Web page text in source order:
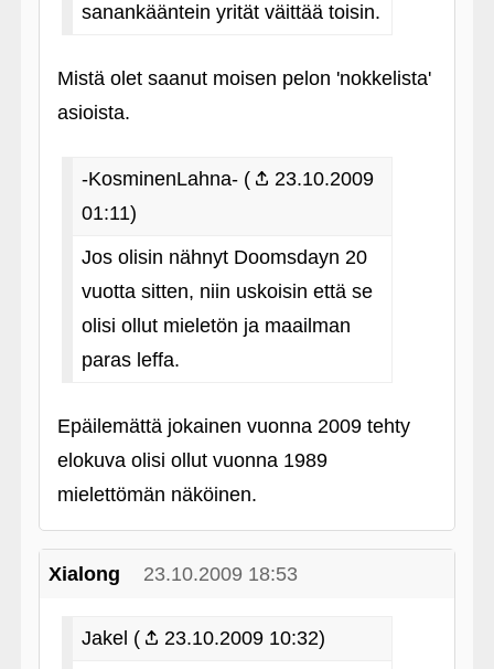
sanankääntein yrität väittää toisin.
Mistä olet saanut moisen pelon 'nokkelista'
asioista.
-KosminenLahna- (
23.10.2009
01:11)
Jos olisin nähnyt Doomsdayn 20
vuotta sitten, niin uskoisin että se
olisi ollut mieletön ja maailman
paras leffa.
Epäilemättä jokainen vuonna 2009 tehty
elokuva olisi ollut vuonna 1989
mielettömän näköinen.
Xialong 23.10.2009 18:53
Jakel ( 23.10.2009 10:32)